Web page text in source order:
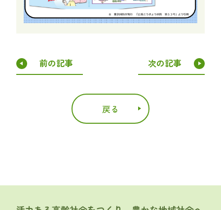
前の記事 次の記事
戻る